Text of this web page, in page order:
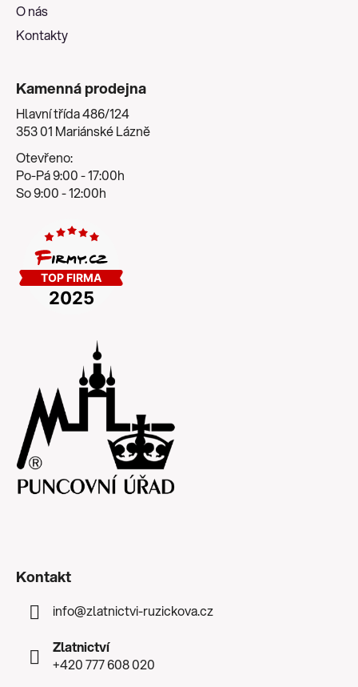
O nás
Kontakty
Kamenná prodejna
Hlavní třída 486/124
353 01 Mariánské Lázně
Otevřeno:
Po-Pá 9:00 - 17:00h
So 9:00 - 12:00h
Kontakt
info@zlatnictvi-ruzickova.cz
Zlatnictví
+420 777 608 020